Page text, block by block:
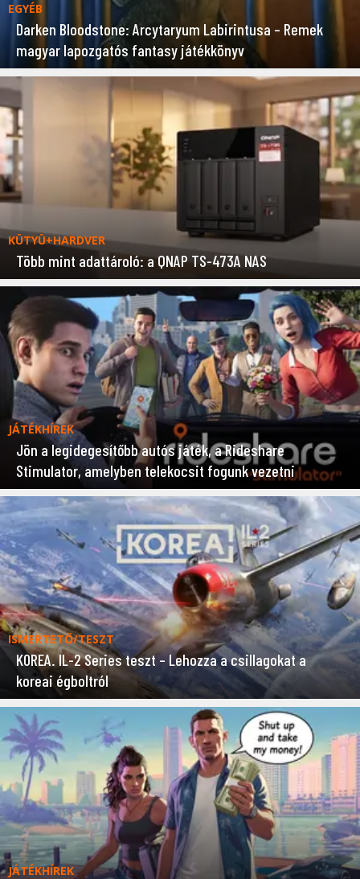
EGYÉB
Darken Bloodstone: Arcytaryum Labirintusa – Remek
magyar lapozgatós fantasy játékkönyv
KÜTYÜ+HARDVER
Több mint adattároló: a QNAP TS-473A NAS
JÁTÉKHÍREK
Jön a legidegesítőbb autós játék, a Rideshare
Stimulator, amelyben telekocsit fogunk vezetni
ISMERTETŐ/TESZT
KOREA. IL-2 Series teszt – Lehozza a csillagokat a
koreai égboltról
JÁTÉKHÍREK